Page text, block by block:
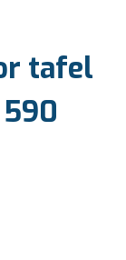
tafel